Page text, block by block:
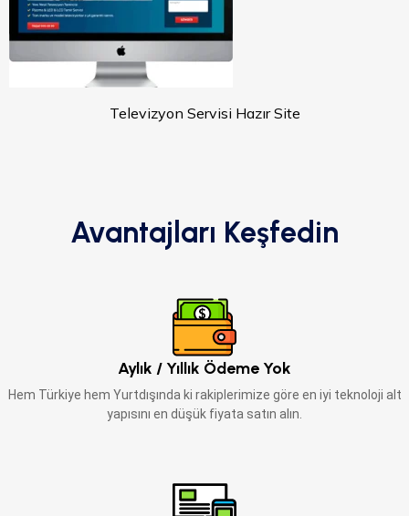
Televizyon Servisi Hazır Site
Avantajları Keşfedin
Aylık / Yıllık Ödeme Yok
Hem Türkiye hem Yurtdışında ki rakiplerimize göre en iyi teknoloji alt
yapısını en düşük fiyata satın alın.